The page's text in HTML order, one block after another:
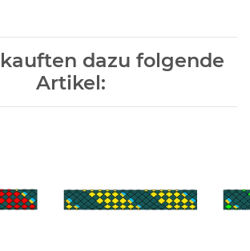
dazu folgende
Artikel: